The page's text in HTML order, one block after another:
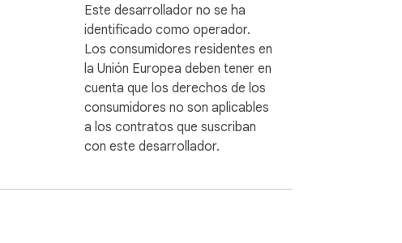
Este desarrollador no se ha
identificado como operador.
Los consumidores residentes en
la Unión Europea deben tener en
cuenta que los derechos de los
consumidores no son aplicables
a los contratos que suscriban
con este desarrollador.